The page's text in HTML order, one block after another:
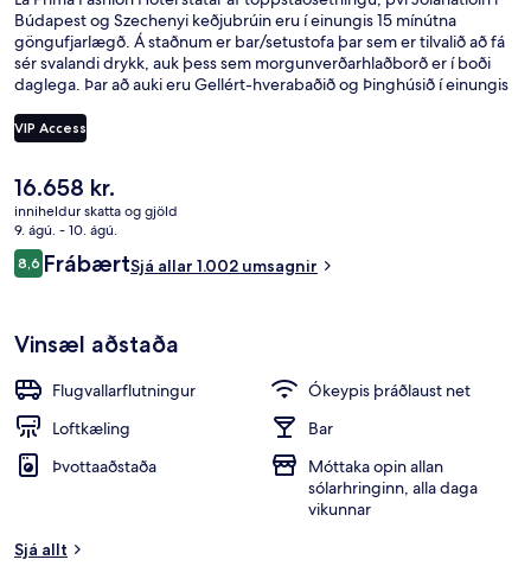
Búdapest og Szechenyi keðjubrúin eru í einungis 15 mínútna
göngufjarlægð. Á staðnum er bar/setustofa þar sem er tilvalið að fá
sér svalandi drykk, auk þess sem morgunverðarhlaðborð er í boði
daglega. Þar að auki eru Gellért-hverabaðið og Þinghúsið í einungis
hafa verið mjög ánægðir en meðal þess sem þeir nefna sem sérstaka
kosti eru hjálpsamt starfsfólk og morgunverðurinn. Það er ekki langt
lestarstöðin er í 4 mínútna göngufjarlægð og Március 15. tér-
sporvagnastoppistöðin í 4 mínútna.
VIP Access
Núverandi
verð
er
16.658 kr.
16.658 kr.
inniheldur skatta og gjöld
9. ágú. - 10. ágú.
Umsagnir
8,68,6 af 10
FrábærtSjá allar 1.002 umsagnir
Vinsæl aðstaða
Flugvallarflutningur
Ókeypis þráðlaust net
Loftkæling
Bar
Þvottaaðstaða
Móttaka opin allan
sólarhringinn, alla daga
vikunnar
Sjá allt